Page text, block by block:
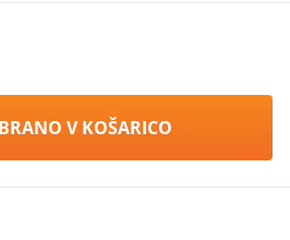
V KOŠARICO